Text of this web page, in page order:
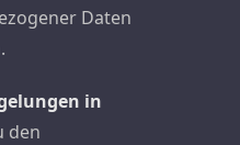
Daten
in
den